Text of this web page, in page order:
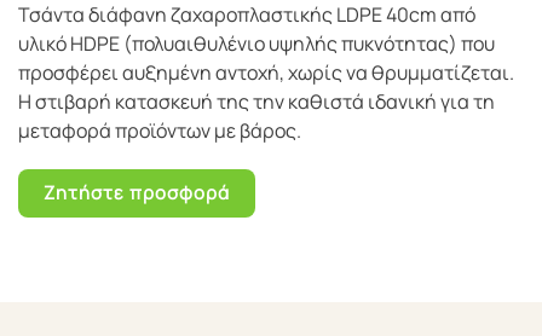
Τσάντα διάφανη ζαχαροπλαστικής LDPE 40cm από
υλικό HDPE (πολυαιθυλένιο υψηλής πυκνότητας) που
προσφέρει αυξημένη αντοχή, χωρίς να θρυμματίζεται.
Η στιβαρή κατασκευή της την καθιστά ιδανική για τη
μεταφορά προϊόντων με βάρος.
Ζητήστε προσφορά